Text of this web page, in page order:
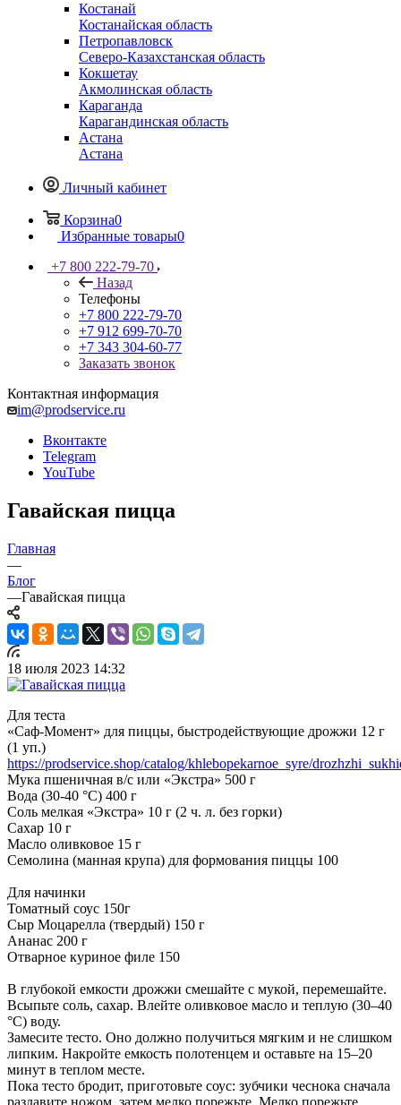
Костанай
Костанайская область
Петропавловск
Северо-Казахстанская область
Кокшетау
Акмолинская область
Караганда
Карагандинская область
Астана
Астана
Личный кабинет
Корзина0
Избранные товары0
+7 800 222-79-70
Назад
Телефоны
+7 800 222-79-70
+7 912 699-70-70
+7 343 304-60-77
Заказать звонок
Контактная информация
im@prodservice.ru
Вконтакте
Telegram
YouTube
Гавайская пицца
Главная
—
Блог
—Гавайская пицца
18 июля 2023 14:32
Для теста
«Саф-Момент» для пиццы, быстродействующие дрожжи 12 г
(1 уп.)
https://prodservice.shop/catalog/khlebopekarnoe_syre/
Мука пшеничная в/с или «Экстра» 500 г
Вода (30-40 °С) 400 г
Соль мелкая «Экстра» 10 г (2 ч. л. без горки)
Сахар 10 г
Масло оливковое 15 г
Семолина (манная крупа) для формования пиццы 100
Для начинки
Томатный соус 150г
Сыр Моцарелла (твердый) 150 г
Ананас 200 г
Отварное куриное филе 150
В глубокой емкости дрожжи смешайте с мукой, перемешайте.
Всыпьте соль, сахар. Влейте оливковое масло и теплую (30–40
°С) воду.
Замесите тесто. Оно должно получиться мягким и не слишком
липким. Накройте емкость полотенцем и оставьте на 15–20
минут в теплом месте.
Пока тесто бродит, приготовьте соус: зубчики чеснока сначала
раздавите ножом, затем мелко порежьте. Мелко порежьте